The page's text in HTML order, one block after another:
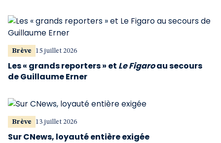
Brève 15 juillet 2026
Les « grands reporters » et Le Figaroau secours
de Guillaume Erner
Brève 13 juillet 2026
Sur CNews, loyauté entière exigée